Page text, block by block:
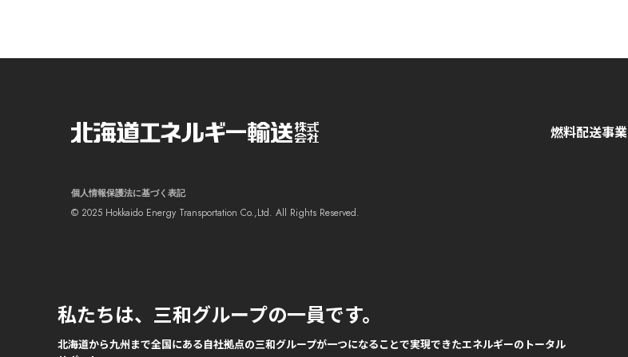
燃料配送事業
個人情報保護法に基づく表記
© 2025 Hokkaido Energy Transportation Co.,Ltd. All Rights Reserved.
私たちは、三和グループの一員です。
北海道から九州まで全国にある自社拠点の三和グループが一つになることで実現できたエネルギーのトータル